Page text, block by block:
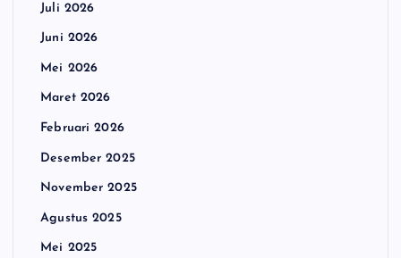
Juli 2026
Juni 2026
Mei 2026
Maret 2026
Februari 2026
Desember 2025
November 2025
Agustus 2025
Mei 2025